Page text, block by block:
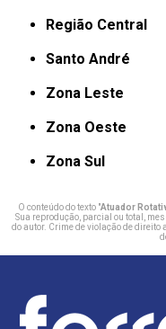
Região Central
Santo André
Zona Leste
Zona Oeste
Zona Sul
O conteúdo do texto "Atuador
Sua reprodução, parcial ou total,
do autor. Crime de violação de